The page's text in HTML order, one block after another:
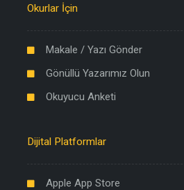
Okurlar İçin
Makale / Yazı Gönder
Gönüllü Yazarımız Olun
Okuyucu Anketi
Dijital Platformlar
Apple App Store